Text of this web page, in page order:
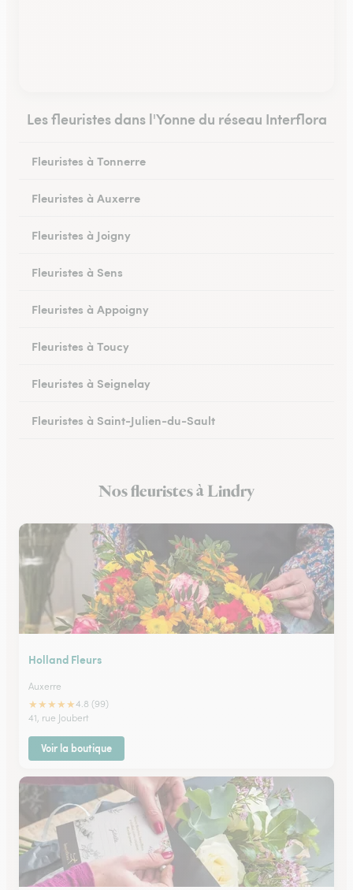
Les fleuristes dans l'Yonne du réseau Interflora
Fleuristes à Tonnerre
Fleuristes à Auxerre
Fleuristes à Joigny
Fleuristes à Sens
Fleuristes à Appoigny
Fleuristes à Toucy
Fleuristes à Seignelay
Fleuristes à Saint-Julien-du-Sault
Fleuristes à MonéteauNos fleuristes à Lindry
Holland Fleurs
Auxerre
★★★★★4.8 (99)
41, rue Joubert
Voir la boutique